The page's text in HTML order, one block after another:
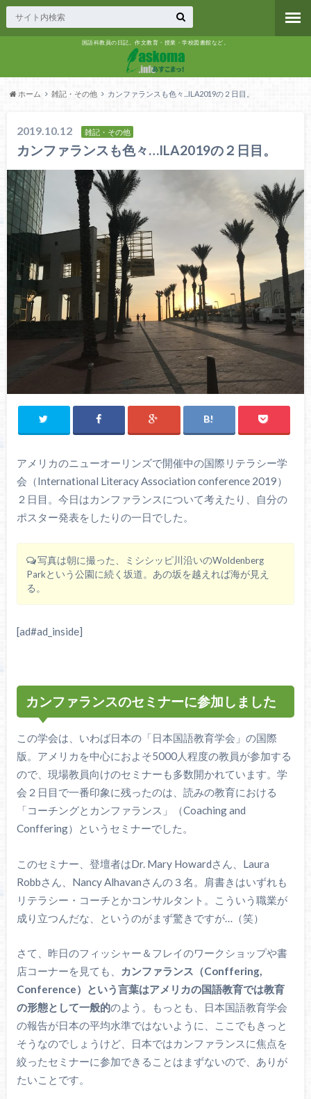
国語科教員の日記。作文教育・授業・学校図書館など。
ホーム 雑記・その他 カンファランスも色々...ILA2019の２日目。
2019.10.12 雑記・その他
カンファランスも色々…ILA2019の２日目。
アメリカのニューオーリンズで開催中の国際リテラシー学
会（International Literacy Association conference 2019）
２日目。今日はカンファランスについて考えたり、自分の
ポスター発表をしたりの一日でした。
写真は朝に撮った、ミシシッピ川沿いのWoldenberg
Parkという公園に続く坂道。あの坂を越えれば海が見え
る。
[ad#ad_inside]
カンファランスのセミナーに参加しました
この学会は、いわば日本の「日本国語教育学会」の国際
版。アメリカを中心におよそ5000人程度の教員が参加する
ので、現場教員向けのセミナーも多数開かれています。学
会２日目で一番印象に残ったのは、読みの教育における
「コーチングとカンファランス」（Coaching and
Conffering）というセミナーでした。
このセミナー、登壇者はDr. Mary Howardさん、Laura
Robbさん、Nancy Alhavanさんの３名。肩書きはいずれも
リテラシー・コーチとかコンサルタント。こういう職業が
成り立つんだな、というのがまず驚きですが…（笑）
さて、昨日のフィッシャー＆フレイのワークショップや書
店コーナーを見ても、
カンファランス（Conffering,
Conference）という言葉はアメリカの国語教育では教育
の形態として一般的のよう。もっとも、日本国語教育学会
の報告が日本の平均水準ではないように、ここでもきっと
そうなのでしょうけど、日本ではカンファランスに焦点を
絞ったセミナーに参加できることはまずないので、ありが
たいことです。